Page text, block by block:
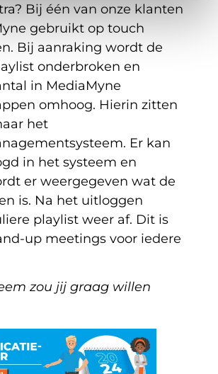
Bij één van onze klanten
gebruikt op touch
Bij aanraking wordt de
onderbroken en
in MediaMyne
omhoog. Hierin zitten
het
Er kan
in het systeem en
er weergegeven wat de
is. Na het uitloggen
playlist weer af. Dit is
up meetings voor iedere
zou jij graag willen